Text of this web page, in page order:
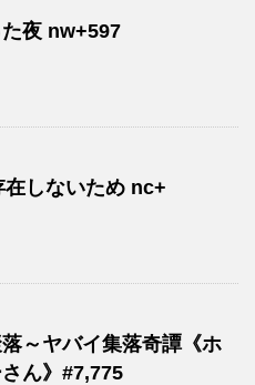
夜 nw+597
在しないため nc+
落～ヤバイ集落奇譚《ホ
ん》#7,775